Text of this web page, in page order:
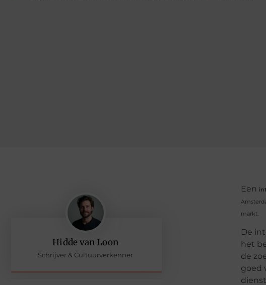
Hidde van Loon
Schrijver & Cultuurverkenner
Een
markt.
De
het
de
goed